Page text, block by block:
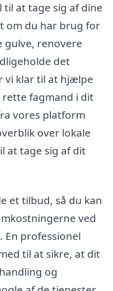
at tage sig af dine
om du har brug for
renovere
det
vi klar til at hjælpe
fagmand i dit
vores platform
over lokale
at tage sig af dit
et tilbud, så du kan
ved
En professionel
til at sikre, at dit
og